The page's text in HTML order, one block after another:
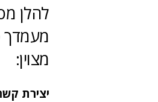
להלן
מעמדך
מצוין:
יצירת